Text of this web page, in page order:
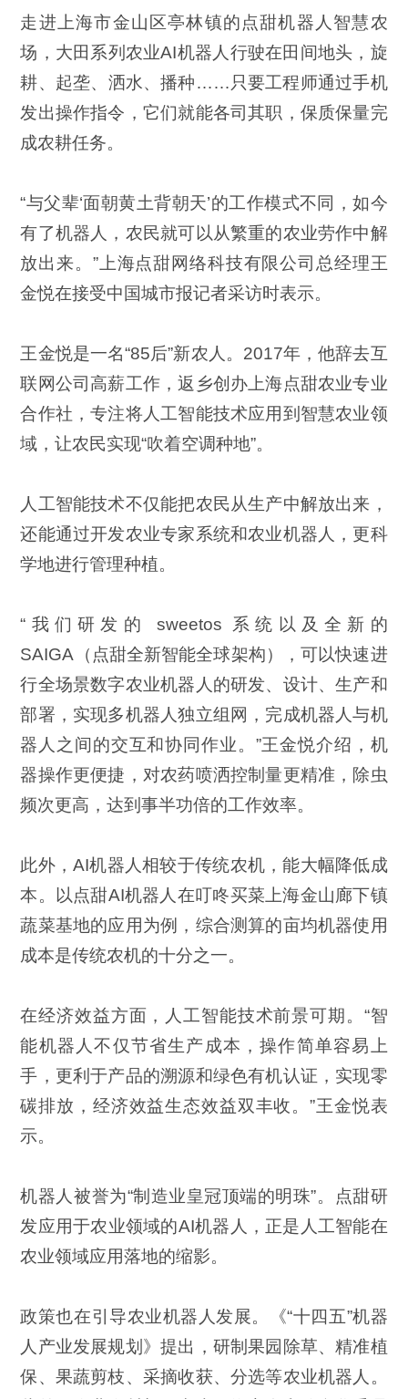
走进上海市金山区亭林镇的点甜机器人智慧农
场，大田系列农业AI机器人行驶在田间地头，旋
耕、起垄、洒水、播种……只要工程师通过手机
发出操作指令，它们就能各司其职，保质保量完
成农耕任务。
“与父辈‘面朝黄土背朝天’的工作模式不同，如今
有了机器人，农民就可以从繁重的农业劳作中解
放出来。”上海点甜网络科技有限公司总经理王
金悦在接受中国城市报记者采访时表示。
王金悦是一名“85后”新农人。2017年，他辞去互
联网公司高薪工作，返乡创办上海点甜农业专业
合作社，专注将人工智能技术应用到智慧农业领
域，让农民实现“吹着空调种地”。
人工智能技术不仅能把农民从生产中解放出来，
还能通过开发农业专家系统和农业机器人，更科
学地进行管理种植。
“我们研发的 sweetos 系统以及全新的
SAIGA（点甜全新智能全球架构），可以快速进
行全场景数字农业机器人的研发、设计、生产和
部署，实现多机器人独立组网，完成机器人与机
器人之间的交互和协同作业。”王金悦介绍，机
器操作更便捷，对农药喷洒控制量更精准，除虫
频次更高，达到事半功倍的工作效率。
此外，AI机器人相较于传统农机，能大幅降低成
本。以点甜AI机器人在叮咚买菜上海金山廊下镇
蔬菜基地的应用为例，综合测算的亩均机器使用
成本是传统农机的十分之一。
在经济效益方面，人工智能技术前景可期。“智
能机器人不仅节省生产成本，操作简单容易上
手，更利于产品的溯源和绿色有机认证，实现零
碳排放，经济效益生态效益双丰收。”王金悦表
示。
机器人被誉为“制造业皇冠顶端的明珠”。点甜研
发应用于农业领域的AI机器人，正是人工智能在
农业领域应用落地的缩影。
政策也在引导农业机器人发展。《“十四五”机器
人产业发展规划》提出，研制果园除草、精准植
保、果蔬剪枝、采摘收获、分选等农业机器人。